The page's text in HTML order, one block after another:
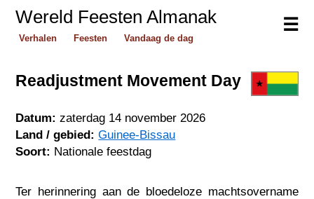
☰
Wereld Feesten Almanak
Verhalen Feesten Vandaag de dag
Readjustment Movement Day
Datum: zaterdag 14 november 2026
Land / gebied: Guinee-Bissau
Soort: Nationale feestdag
Ter herinnering aan de bloedeloze machtsovername